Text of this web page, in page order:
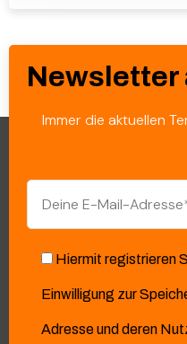
Newsletter
Immer die aktuellen
Hiermit registrieren
Einwilligung zur
Adresse und deren